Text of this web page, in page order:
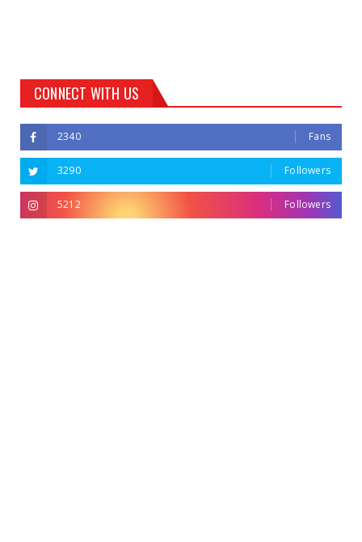
CONNECT WITH US
2340 Fans
3290 Followers
5212 Followers